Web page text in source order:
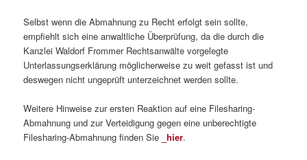
Selbst wenn die Abmahnung zu Recht erfolgt sein sollte,
empfiehlt sich eine anwaltliche Überprüfung, da die durch die
Kanzlei Waldorf Frommer Rechtsanwälte vorgelegte
Unterlassungserklärung möglicherweise zu weit gefasst ist und
deswegen nicht ungeprüft unterzeichnet werden sollte.
Weitere Hinweise zur ersten Reaktion auf eine Filesharing-
Abmahnung und zur Verteidigung gegen eine unberechtigte
Filesharing-Abmahnung finden Sie _hier.